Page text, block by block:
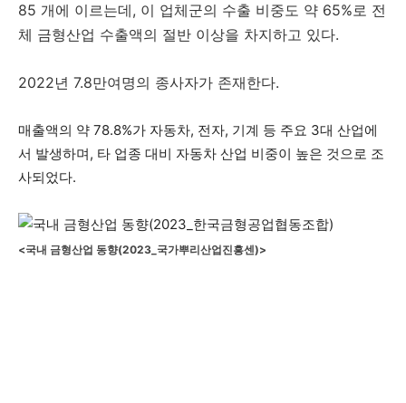
85 개에 이르는데, 이 업체군의 수출 비중도 약 65%로 전
체 금형산업 수출액의 절반 이상을 차지하고 있다.
2022년 7.8만여명의 종사자가 존재한다.
매출액의 약 78.8%가 자동차, 전자, 기계 등 주요 3대 산업에
서 발생하며, 타 업종 대비 자동차 산업 비중이 높은 것으로 조
사되었다.
<국내 금형산업 동향(2023_국가뿌리산업진흥센)>